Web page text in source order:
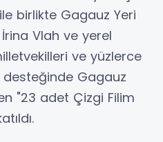
birlikte Gagauz Yeri
İrina Vlah ve yerel
ve yüzlerce
desteğinde Gagauz
"23 adet Çizgi Filim